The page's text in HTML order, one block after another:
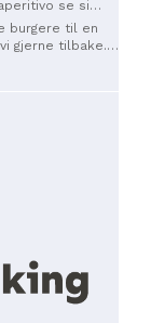
se si
burgere til en
gjerne tilbake.